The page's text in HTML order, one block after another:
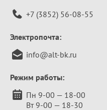
+7 (3852) 56-08-55
Электропочта:
info@alt-bk.ru
Режим работы:
Пн 9-00 — 18-00
Вт 9-00 — 18-30